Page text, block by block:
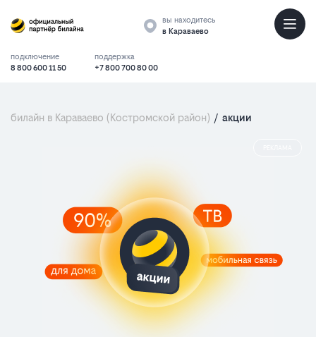
вы находитесь
в Караваево
подключение
8 800 600 11 50
поддержка
+7 800 700 80 00
билайн в Караваево (Костромской район) / акции